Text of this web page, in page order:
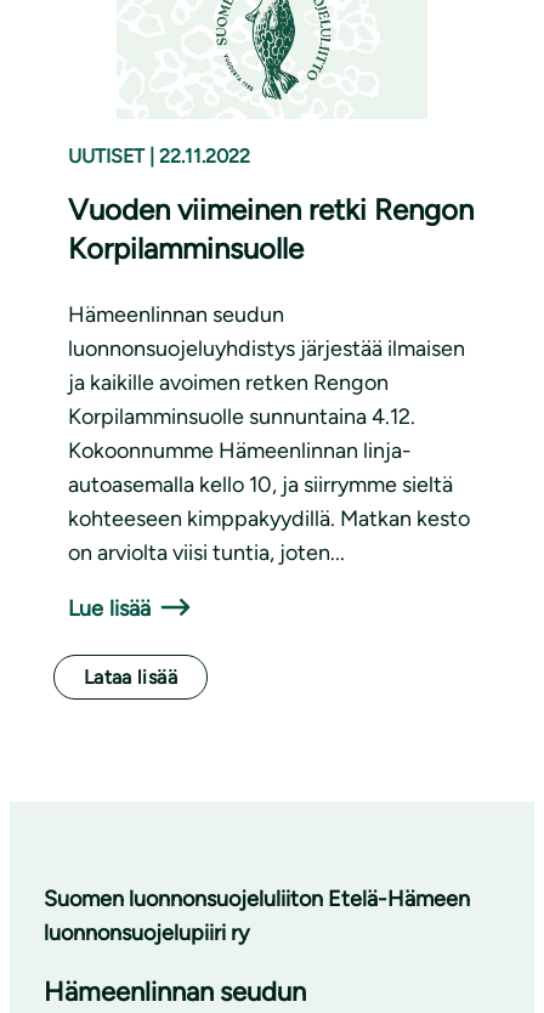
UUTISET 22.11.2022
Vuoden viimeinen retki Rengon
Korpilamminsuolle
Hämeenlinnan seudun
luonnonsuojeluyhdistys järjestää ilmaisen
ja kaikille avoimen retken Rengon
Korpilamminsuolle sunnuntaina 4.12.
Kokoonnumme Hämeenlinnan linja-
autoasemalla kello 10, ja siirrymme sieltä
kohteeseen kimppakyydillä. Matkan kesto
on arviolta viisi tuntia, joten...
Lue lisää
Lataa lisää
Suomen luonnonsuojeluliiton Etelä-Hämeen
luonnonsuojelupiiri ry
Hämeenlinnan seudun